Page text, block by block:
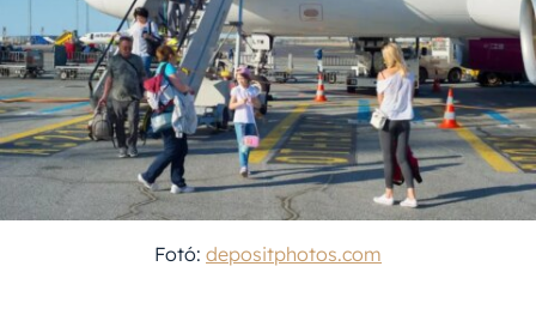
Fotó: depositphotos.com